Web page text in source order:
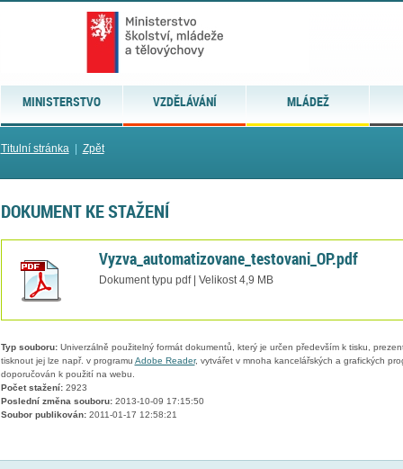
MINISTERSTVO VZDĚLÁVÁNÍ MLÁDEŽ
Titulní stránka| Zpět
DOKUMENT KE STAŽENÍ
Vyzva_automatizovane_testovani_OP.pdf
Dokument typu pdf | Velikost 4,9 MB
Typ souboru:Univerzálně použitelný formát dokumentů, který je určen především k tisku,
tisknout jej lze např. v programu Adobe Reader, vytvářet v mnoha kancelářských a grafických
doporučován k použití na webu.
Počet stažení:2923
Poslední změna souboru:2013-10-09 17:15:50
Soubor publikován:2011-01-17 12:58:21